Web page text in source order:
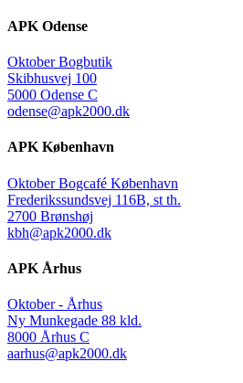
APK Odense
Oktober Bogbutik
Skibhusvej 100
5000 Odense C
odense@apk2000.dk
APK København
Oktober Bogcafé København
Frederikssundsvej 116B, st th.
2700 Brønshøj
kbh@apk2000.dk
APK Århus
Oktober - Århus
Ny Munkegade 88 kld.
8000 Århus C
aarhus@apk2000.dk